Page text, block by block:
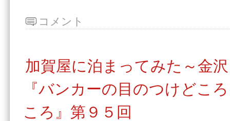
コメント
加賀屋に泊まってみた～金
『バンカーの目のつけどこ
ころ』第９５回